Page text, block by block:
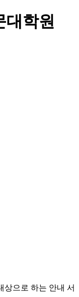
대학원
상으로 하는 안내 서